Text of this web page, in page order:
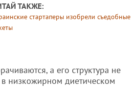
ТАКЖЕ:
стартаперы изобрели съедобные
а его структура не
в низкожирном диетическом